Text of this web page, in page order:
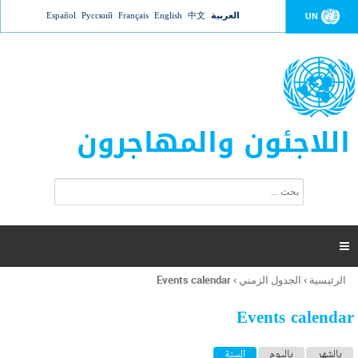
Jump to navigation UN العربية 中文
English
Français
Русский
Español
اللاجئون والمهاجرون
ت
ر
ل
ح
ب

أنت
هنا
الرئيسية › الجدول الزمني ›
Events calendar
Events calendar